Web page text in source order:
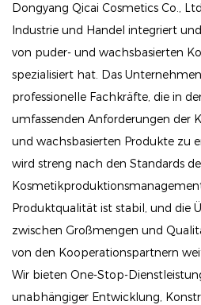
Langanhaltende Abdeckung:
Stunden-Tragezeit mit
vollständiger Abdeckung, das
Formel bietet eine nicht
die den ganzen Tag über
Hautverbessernde
hauttonähnlichen Pigmenten
Mineralien deckt diese
Unvollkommenheiten ab,
das Gesamtbild Ihrer Haut.
Granatapfelschalenextrakt
Dongyang Qicai Cosmetics Co.,
Industrie und Handel integriert
von puder- und wachsbasierten
spezialisiert hat. Das
professionelle Fachkräfte, die in
umfassenden Anforderungen der
und wachsbasierten Produkte zu
wird streng nach den Standards
Produktqualität ist stabil, und die
zwischen Großmengen und
von den Kooperationspartnern
Wir bieten One-Stop-
unabhängiger Entwicklung,